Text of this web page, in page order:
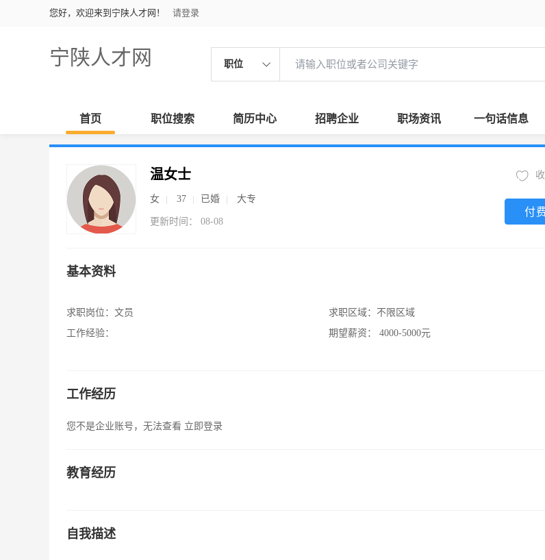
您好，欢迎来到宁陕人才网！ 请登录
宁陕人才网 职位
首页 职位搜索 简历中心 招聘企业 职场资讯 一句话信息
温女士
女 37 已婚 大专
更新时间： 08-08
付
基本资料
求职岗位： 文员
工作经验：
求职区域： 不限区域
期望薪资：
4000-5000元
工作经历
您不是企业账号，无法查看 立即登录
教育经历
自我描述